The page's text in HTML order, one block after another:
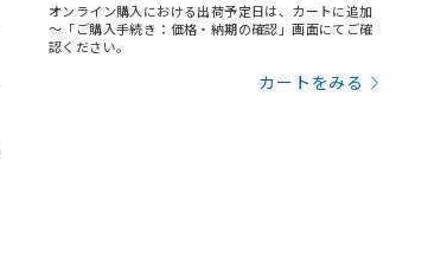
オンライン購入における出荷予定日は、カートに追加
～「ご購入手続き：価格・納期の確認」画面にてご確
認ください。
カートをみる